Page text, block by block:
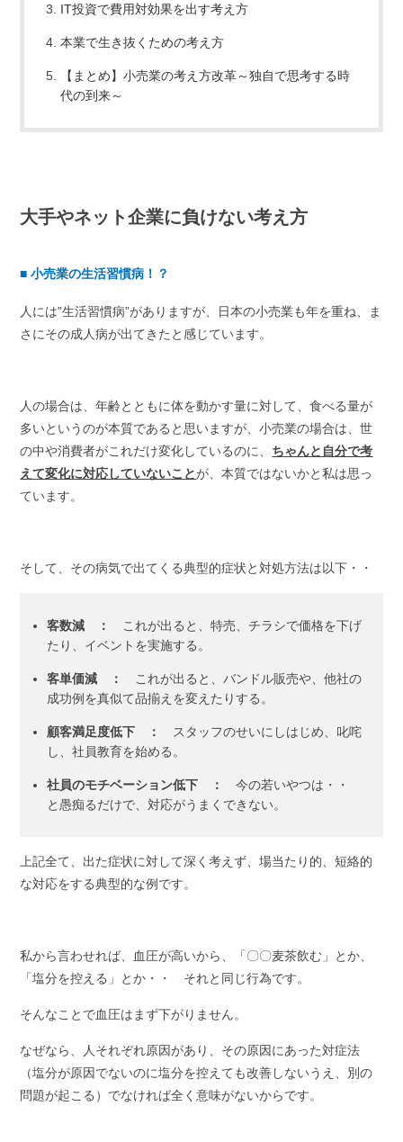
IT投資で費用対効果を出す考え方
本業で生き抜くための考え方
【まとめ】小売業の考え方改革～独自で思考する時
代の到来～
大手やネット企業に負けない考え方
■小売業の生活習慣病！？
人には”生活習慣病”がありますが、日本の小売業も年を重ね、ま
さにその成人病が出てきたと感じています。
人の場合は、年齢とともに体を動かす量に対して、食べる量が
多いというのが本質であると思いますが、小売業の場合は、世
の中や消費者がこれだけ変化しているのに、 ちゃんと自分で考
えて変化に対応していないことが、本質ではないかと私は思っ
ています。
そして、その病気で出てくる典型的症状と対処方法は以下・・
客数減 ：
これが出ると、特売、チラシで価格を下げ
たり、イベントを実施する。
客単価減 ：
これが出ると、バンドル販売や、他社の
成功例を真似て品揃えを変えたりする。
顧客満足度低下 ： スタッフのせいにしはじめ、叱咤
し、社員教育を始める。
社員のモチベーション低下 ：今の若いやつは・・
と愚痴るだけで、対応がうまくできない。
上記全て、出た症状に対して深く考えず、場当たり的、短絡的
な対応をする典型的な例です。
私から言わせれば、血圧が高いから、「〇〇麦茶飲む」とか、
「塩分を控える」とか・・ それと同じ行為です。
そんなことで血圧はまず下がりません。
なぜなら、人それぞれ原因があり、その原因にあった対症法
（塩分が原因でないのに塩分を控えても改善しないうえ、別の
問題が起こる）でなければ全く意味がないからです。